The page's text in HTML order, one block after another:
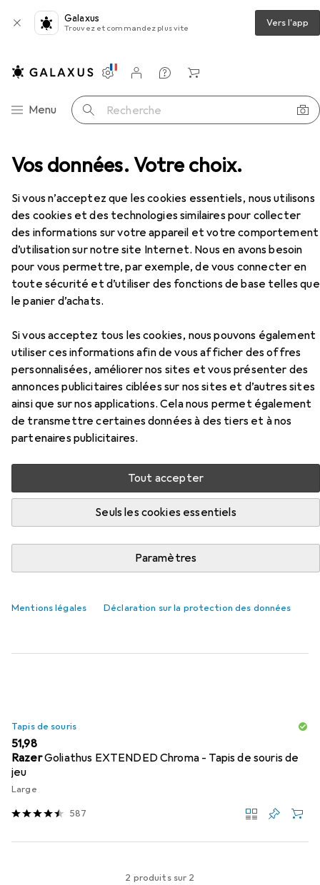
Vos données. Votre choix.
Si vous n’acceptez que les cookies essentiels, nous utilisons
des cookies et des technologies similaires pour collecter
des informations sur votre appareil et votre comportement
d’utilisation sur notre site Internet. Nous en avons besoin
pour vous permettre, par exemple, de vous connecter en
toute sécurité et d’utiliser des fonctions de base telles que
le panier d’achats.
Si vous acceptez tous les cookies, nous pouvons également
utiliser ces informations afin de vous afficher des offres
personnalisées, améliorer nos sites et vous présenter des
annonces publicitaires ciblées sur nos sites et d’autres sites
ainsi que sur nos applications. Cela nous permet également
de transmettre certaines données à des tiers et à nos
partenaires publicitaires.
Tout accepter
Seuls les cookies essentiels
Paramètres
Mentions légales Déclaration sur la protection des données
Galaxus
Trouvez et commandez plus vite Vers l'app
Navigation par catégorie
Menu Recherche
Paramètres
Compte client
Listes de comparaison
Listes d'envies
Panier
Nacon Gaming RIG 400HS Casque de jeu stéréo
EUR
55,16
Nacon GamingRIG 400HS Casque de
jeu stéréo
Filaire
Accessoires pour Nacon Gaming
RIG 400HS Casque de jeu stéréo
Ici, vous trouverez des accessoires compatibles avec le
produit Nacon Gaming RIG 400HS Casque de jeu stéréo
de la catégorie Tapis de souris.
Pertinence
Liste des produits
EUR
15,84
Tapis de souris
EUR
51,98
RazerGoliathus EXTENDED Chroma - Tapis de souris de
jeu
Large
587
2 produits sur 2